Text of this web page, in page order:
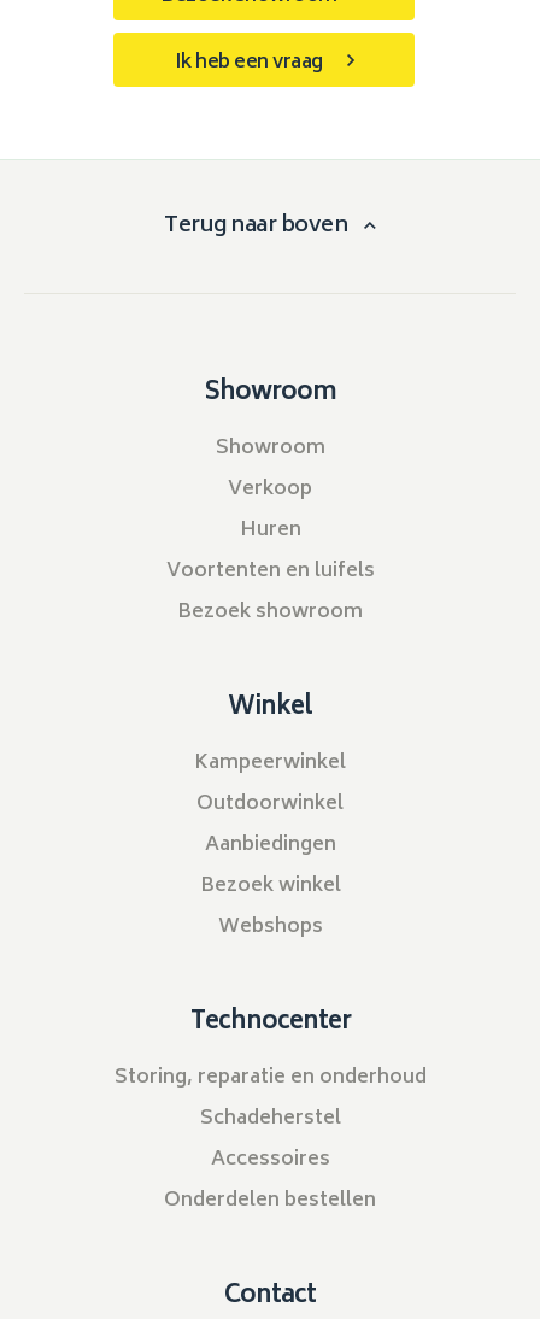
Ik heb een vraag
Terug naar boven
Showroom
Showroom
Verkoop
Huren
Voortenten en luifels
Bezoek showroom
Winkel
Kampeerwinkel
Outdoorwinkel
Aanbiedingen
Bezoek winkel
Webshops
Technocenter
Storing, reparatie en onderhoud
Schadeherstel
Accessoires
Onderdelen bestellen
Contact